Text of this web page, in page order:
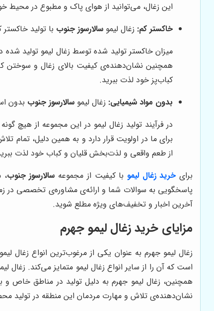
این زغال، می‌توانید از هوای پاک و مطبوع در محیط
خاکستر کم: زغال لیمو سالارسوز جنوب با تولید
میزان خاکستر تولید شده توسط زغال لیمو تولید
همچنین نشان‌دهنده‌ی کیفیت بالای زغال و سوختن
کباب‌پز خود لذت ببرید.
بدون مواد شیمیایی: زغال لیمو سالارسوز جنوب بدون
در فرآیند تولید زغال لیمو در این مجموعه از
برای ما در اولویت قرار دارد و به همین دلیل، تمام
از طعم واقعی و لذت‌بخش قلیان و کباب خود لذت
برای خرید زغال لیمو با کیفیت از مجموعه سالارسوز جنوب،
پاسخگویی به سوالات شما و ارائه‌ی مشاوره‌ی تخصصی در
آخرین اخبار و تخفیف‌های ویژه مطلع شوید.
مزایای خرید زغال لیمو جهرم
زغال لیمو جهرم به عنوان یکی از مرغوب‌ترین انواع زغال
است که آن را از سایر انواع زغال لیمو متمایز می‌کند.
همچنین، زغال لیمو جهرم به دلیل تولید در مناطق خاص
نشان‌دهنده‌ی تلاش و مهارت مردمان این منطقه در تولید